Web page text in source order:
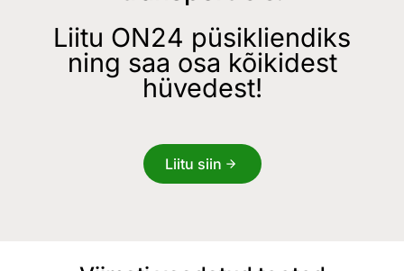
Liitu ON24 püsikliendiks
ning saa osa kõikidest
hüvedest!
Liitu siin